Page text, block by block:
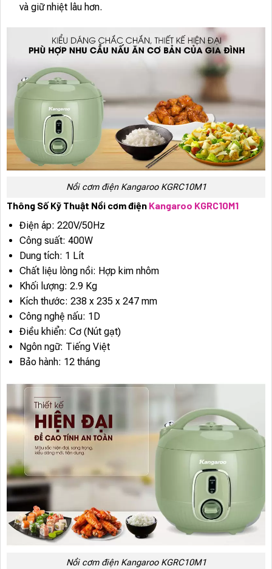
và giữ nhiệt lâu hơn.
Nồi cơm điện Kangaroo KGRC10M1
Thông Số Kỹ Thuật Nồi cơm điện Kangaroo KGRC10M1
Điện áp: 220V/50Hz
Công suất: 400W
Dung tích: 1 Lít
Chất liệu lòng nồi: Hợp kim nhôm
Khối lượng: 2.9 Kg
Kích thước: 238 x 235 x 247 mm
Công nghệ nấu: 1D
Điều khiển: Cơ (Nút gạt)
Ngôn ngữ: Tiếng Việt
Bảo hành: 12 tháng
Nồi cơm điện Kangaroo KGRC10M1